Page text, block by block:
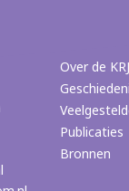
Over de KRJ
Publicaties
Bronnen